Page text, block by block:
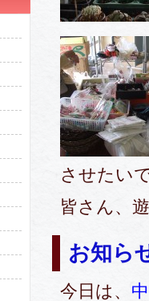
させたい
皆さん、
お知ら
今日は、